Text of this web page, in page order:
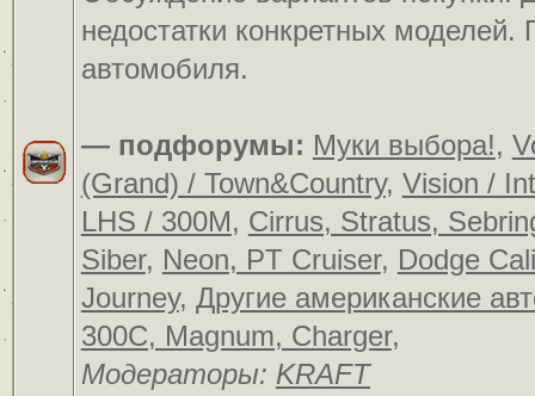
недостатки конкретных
автомобиля.
— подфорумы: Муки выбора!,
(Grand) / Town&Country, Vision /
LHS / 300M, Cirrus, Stratus,
Siber, Neon, PT Cruiser, Dodge
Journey, Другие американские
300C, Magnum, Charger,
Модераторы: KRAFT